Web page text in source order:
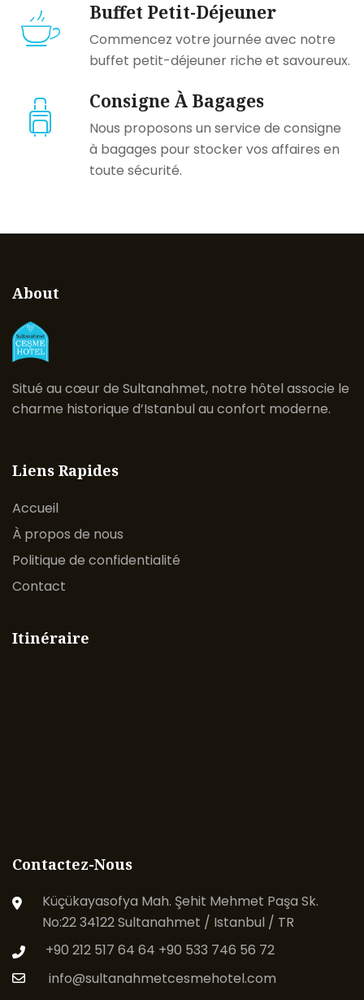
Buffet Petit-Déjeuner
Commencez votre journée avec notre
buffet petit-déjeuner riche et savoureux.
Consigne À Bagages
Nous proposons un service de consigne
à bagages pour stocker vos affaires en
toute sécurité.
About
Situé au cœur de Sultanahmet, notre hôtel associe le
charme historique d’Istanbul au confort moderne.
Liens Rapides
Accueil
À propos de nous
Politique de confidentialité
Contact
Itinéraire
Contactez-Nous
Küçükayasofya Mah. Şehit Mehmet Paşa Sk.
No:22 34122 Sultanahmet / Istanbul / TR
+90 212 517 64 64 +90 533 746 56 72
info@sultanahmetcesmehotel.com